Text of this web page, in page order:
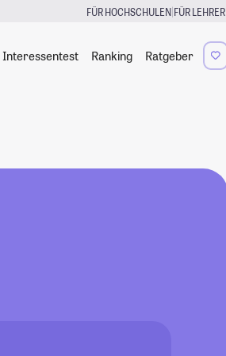
FÜR HOCHSCHULEN|FÜR LEHRER
Interessentest Ranking Ratgeber